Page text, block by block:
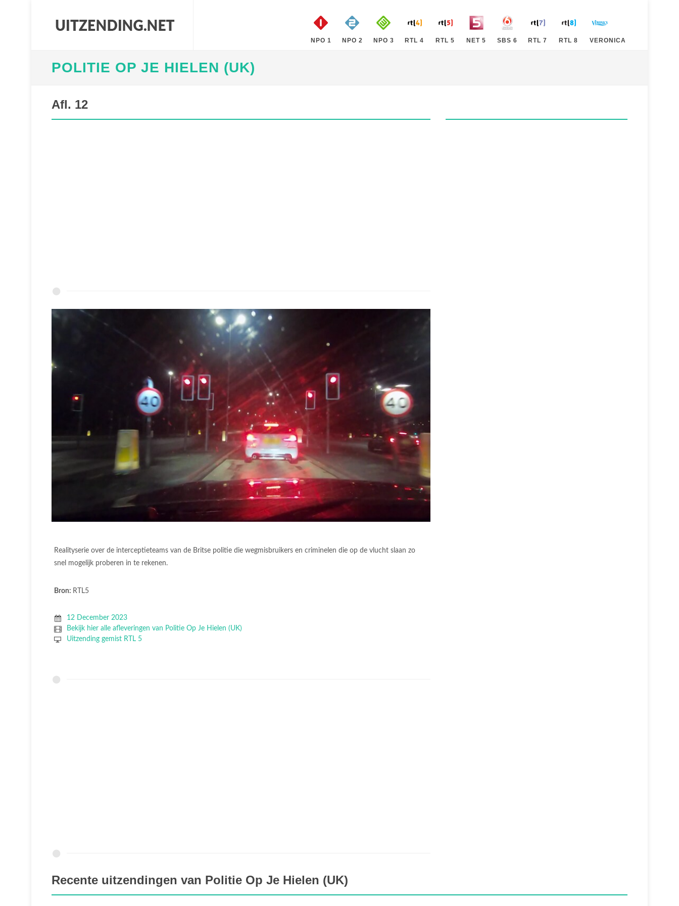
NPO 1 NPO 2 NPO 3 RTL 4 RTL 5 NET 5 SBS 6 RTL 7 RTL 8 VERONICA
POLITIE OP JE HIELEN (UK)
Afl. 12
Realityserie over de interceptieteams van de Britse politie die wegmisbruikers en criminelen die op de vlucht slaan zo
snel mogelijk proberen in te rekenen.
Bron: RTL5
12 December 2023
Bekijk hier alle afleveringen van Politie Op Je Hielen (UK)
Uitzending gemist RTL 5
Recente uitzendingen van Politie Op Je Hielen (UK)